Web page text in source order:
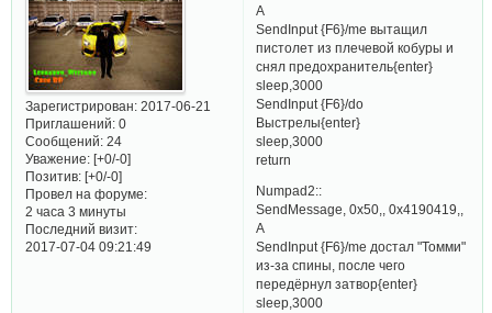
Зарегистрирован: 2017-06-21
Приглашений:0
Сообщений:24
Уважение: [+0/-0]
Позитив: [+0/-0]
Провел на форуме:
2 часа 3 минуты
Последний визит:
2017-07-04 09:21:49
A
SendInput {F6}/me вытащил
пистолет из плечевой кобуры и
снял предохранитель{enter}
sleep,3000
SendInput {F6}/do
Выстрелы{enter}
sleep,3000
return
Numpad2::
SendMessage, 0x50,, 0x4190419,,
A
SendInput {F6}/me достал "Томми"
из-за спины, после чего
передёрнул затвор{enter}
sleep,3000